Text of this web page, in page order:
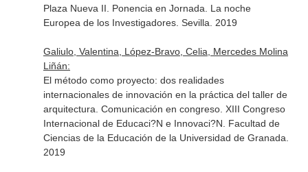
Plaza Nueva II. Ponencia en Jornada. La noche
Europea de los Investigadores. Sevilla. 2019
Galiulo, Valentina, López-Bravo, Celia, Mercedes Molina
Liñán:
El método como proyecto: dos realidades
internacionales de innovación en la práctica del taller de
arquitectura. Comunicación en congreso. XIII Congreso
Internacional de Educaci?N e Innovaci?N. Facultad de
Ciencias de la Educación de la Universidad de Granada.
2019